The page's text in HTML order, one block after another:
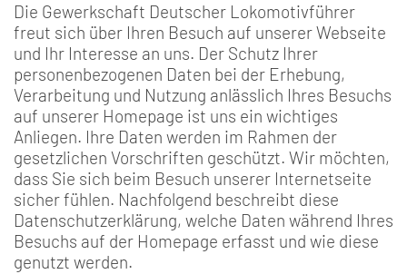
Die Gewerkschaft Deutscher Lokomotivführer
freut sich über Ihren Besuch auf unserer Webseite
und Ihr Interesse an uns. Der Schutz Ihrer
personenbezogenen Daten bei der Erhebung,
Verarbeitung und Nutzung anlässlich Ihres Besuchs
auf unserer Homepage ist uns ein wichtiges
Anliegen. Ihre Daten werden im Rahmen der
gesetzlichen Vorschriften geschützt. Wir möchten,
dass Sie sich beim Besuch unserer Internetseite
sicher fühlen. Nachfolgend beschreibt diese
Datenschutzerklärung, welche Daten während Ihres
Besuchs auf der Homepage erfasst und wie diese
genutzt werden.